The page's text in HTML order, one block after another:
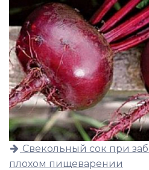
Свекольный сок при
плохом пищеварении